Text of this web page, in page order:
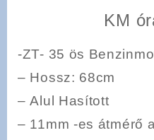
KM
-ZT- 35 ös
– Hossz: 68cm
–Alul Hasított
– 11mm -es átmérő